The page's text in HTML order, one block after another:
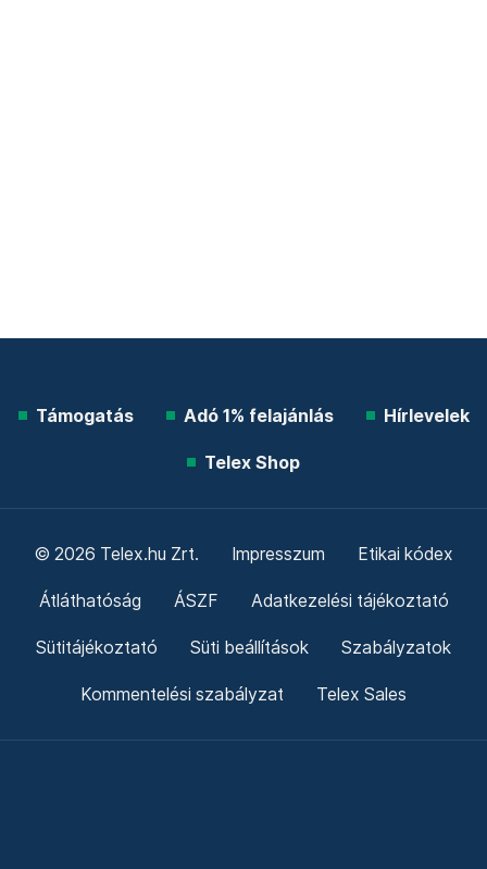
Támogatás Adó 1% felajánlás Hírlevelek
Telex Shop
© 2026 Telex.hu Zrt. Impresszum Etikai kódex
Átláthatóság ÁSZF Adatkezelési tájékoztató
Sütitájékoztató Süti beállítások Szabályzatok
Kommentelési szabályzat Telex Sales